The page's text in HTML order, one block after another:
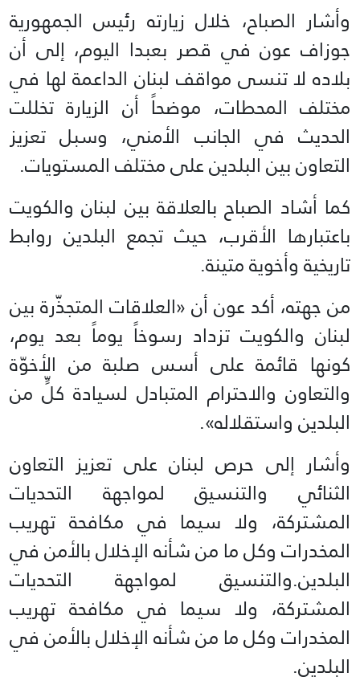
وأشار الصباح، خلال زيارته رئيس الجمهورية
جوزاف عون في قصر بعبدا اليوم، إلى أن
بلاده لا تنسى مواقف لبنان الداعمة لها في
مختلف المحطات، موضحاً أن الزيارة تخللت
الحديث في الجانب الأمني، وسبل تعزيز
التعاون بين البلدين على مختلف المستويات.
كما أشاد الصباح بالعلاقة بين لبنان والكويت
باعتبارها الأقرب، حيث تجمع البلدين روابط
تاريخية وأخوية متينة.
من جهته، أكد عون أن «العلاقات المتجذّرة بين
لبنان والكويت تزداد رسوخاً يوماً بعد يوم،
كونها قائمة على أسس صلبة من الأخوّة
والتعاون والاحترام المتبادل لسيادة كلٍّ من
البلدين واستقلاله».
وأشار إلى حرص لبنان على تعزيز التعاون
الثنائي والتنسيق لمواجهة التحديات
المشتركة، ولا سيما في مكافحة تهريب
المخدرات وكل ما من شأنه الإخلال بالأمن في
البلدين.والتنسيق لمواجهة التحديات
المشتركة، ولا سيما في مكافحة تهريب
المخدرات وكل ما من شأنه الإخلال بالأمن في
البلدين.